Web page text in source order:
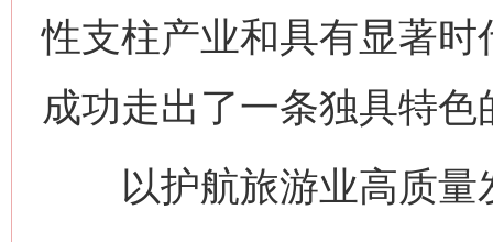
性支柱产业和具有显著
成功走出了一条独具特
以护航旅游业高质量